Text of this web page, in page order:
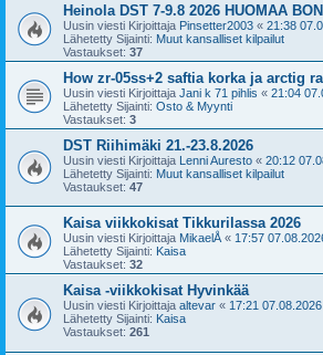
Heinola DST 7-9.8 2026 HUOMAA
Uusin viesti Kirjoittaja Pinsetter2003 « 21:38
Lähetetty Sijainti: Muut kansalliset kilpailut
Vastaukset: 37
How zr-05ss+2 saftia korka ja arctig
Uusin viesti Kirjoittaja Jani k 71 pihlis « 21:04
Lähetetty Sijainti: Osto & Myynti
Vastaukset: 3
DST Riihimäki 21.-23.8.2026
Uusin viesti Kirjoittaja Lenni Auresto « 20:12
Lähetetty Sijainti: Muut kansalliset kilpailut
Vastaukset: 47
Kaisa viikkokisat Tikkurilassa 2026
Uusin viesti Kirjoittaja MikaelÅ « 17:57
Lähetetty Sijainti: Kaisa
Vastaukset: 32
Kaisa -viikkokisat Hyvinkää
Uusin viesti Kirjoittaja altevar « 17:21 07.08.2026
Lähetetty Sijainti: Kaisa
Vastaukset: 261